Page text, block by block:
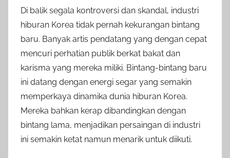
Di balik segala kontroversi dan skandal, industri
hiburan Korea tidak pernah kekurangan bintang
baru. Banyak artis pendatang yang dengan cepat
mencuri perhatian publik berkat bakat dan
karisma yang mereka miliki. Bintang-bintang baru
ini datang dengan energi segar yang semakin
memperkaya dinamika dunia hiburan Korea.
Mereka bahkan kerap dibandingkan dengan
bintang lama, menjadikan persaingan di industri
ini semakin ketat namun menarik untuk diikuti.